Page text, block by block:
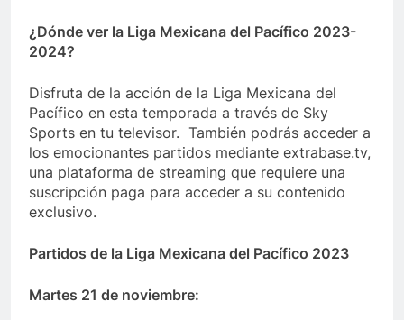
¿Dónde ver la Liga Mexicana del Pacífico 2023-
2024?
Disfruta de la acción de la Liga Mexicana del
Pacífico en esta temporada a través de Sky
Sports en tu televisor. También podrás acceder a
los emocionantes partidos mediante extrabase.tv,
una plataforma de streaming que requiere una
suscripción paga para acceder a su contenido
exclusivo.
Partidos de la Liga Mexicana del Pacífico 2023
Martes 21 de noviembre: